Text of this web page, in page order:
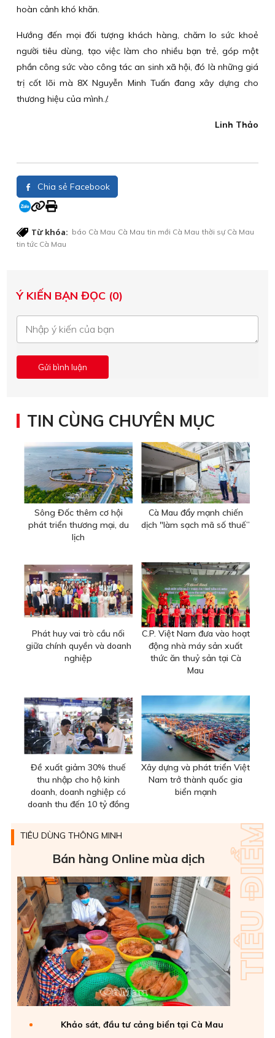
hoàn cảnh khó khăn.
Hướng đến mọi đối tượng khách hàng, chăm lo sức khoẻ
người tiêu dùng, tạo việc làm cho nhiều bạn trẻ, góp một
phần công sức vào công tác an sinh xã hội, đó là những giá
trị cốt lõi mà 8X Nguyễn Minh Tuấn đang xây dựng cho
thương hiệu của mình./.
Linh Thảo
Chia sẻ Facebook
Từ khóa: báo Cà Mau Cà Mau tin mới Cà Mau thời sự Cà Mau
tin tức Cà Mau
Ý KIẾN BẠN ĐỌC (0)
TIN CÙNG CHUYÊN MỤC
Sông Đốc thêm cơ hội
phát triển thương mại, du
lịch
Cà Mau đẩy mạnh chiến
dịch "làm sạch mã số thuế”
Phát huy vai trò cầu nối
giữa chính quyền và doanh
nghiệp
C.P. Việt Nam đưa vào hoạt
động nhà máy sản xuất
thức ăn thuỷ sản tại Cà
Mau
Đề xuất giảm 30% thuế
thu nhập cho hộ kinh
doanh, doanh nghiệp có
doanh thu đến 10 tỷ đồng
Xây dựng và phát triển Việt
Nam trở thành quốc gia
biển mạnh
TIÊU DÙNG THÔNG MINH
Bán hàng Online mùa dịch
Khảo sát, đầu tư cảng biển tại Cà Mau